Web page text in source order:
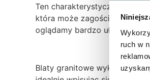
ruch w
Ten charakterystyczny,
która może zagościć w
oglądamy bardzo ułożony i
Blaty granitowe wykonane z